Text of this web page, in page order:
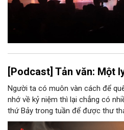
[Podcast] Tản văn: Một
Người ta có muôn vàn cách để
nhớ về kỷ niệm thì lại chẳng có
thứ Bảy trong tuần để được thư
đợi giọt đắng của đất đai, mưa